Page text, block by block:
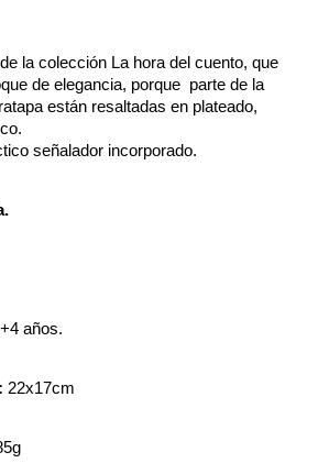
la colección La hora del cuento, que
de elegancia, porque  parte de la
están resaltadas en plateado,
señalador incorporado.
+4 años.
22x17cm